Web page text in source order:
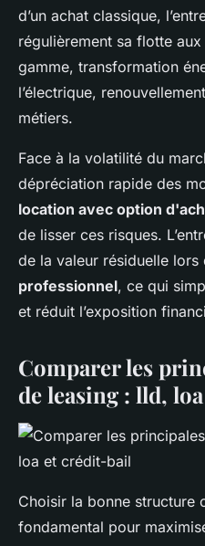
d’un achat classique,
régulièrement sa flotte
gamme, transformation
l’électrique,
métiers.
Face à la volatilité du
dépréciation rapide des
location avec option
de lisser ces risques.
de la valeur résiduelle lors
professionnel, ce qui
et réduit l’exposition
Comparer les
de leasing : lld,
Choisir la bonne structure
fondamental pour